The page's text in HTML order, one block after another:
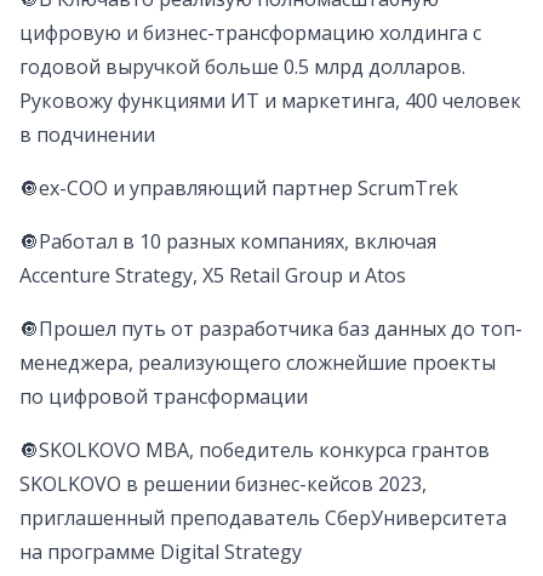
цифровую и бизнес-трансформацию холдинга с
годовой выручкой больше 0.5 млрд долларов.
Руковожу функциями ИТ и маркетинга, 400 человек
в подчинении
🔘ex-COO и управляющий партнер ScrumTrek
🔘Работал в 10 разных компаниях, включая
Accenture Strategy, X5 Retail Group и Atos
🔘Прошел путь от разработчика баз данных до топ-
менеджера, реализующего сложнейшие проекты
по цифровой трансформации
🔘SKOLKOVO MBA, победитель конкурса грантов
SKOLKOVO в решении бизнес-кейсов 2023,
приглашенный преподаватель СберУниверситета
на программе Digital Strategy